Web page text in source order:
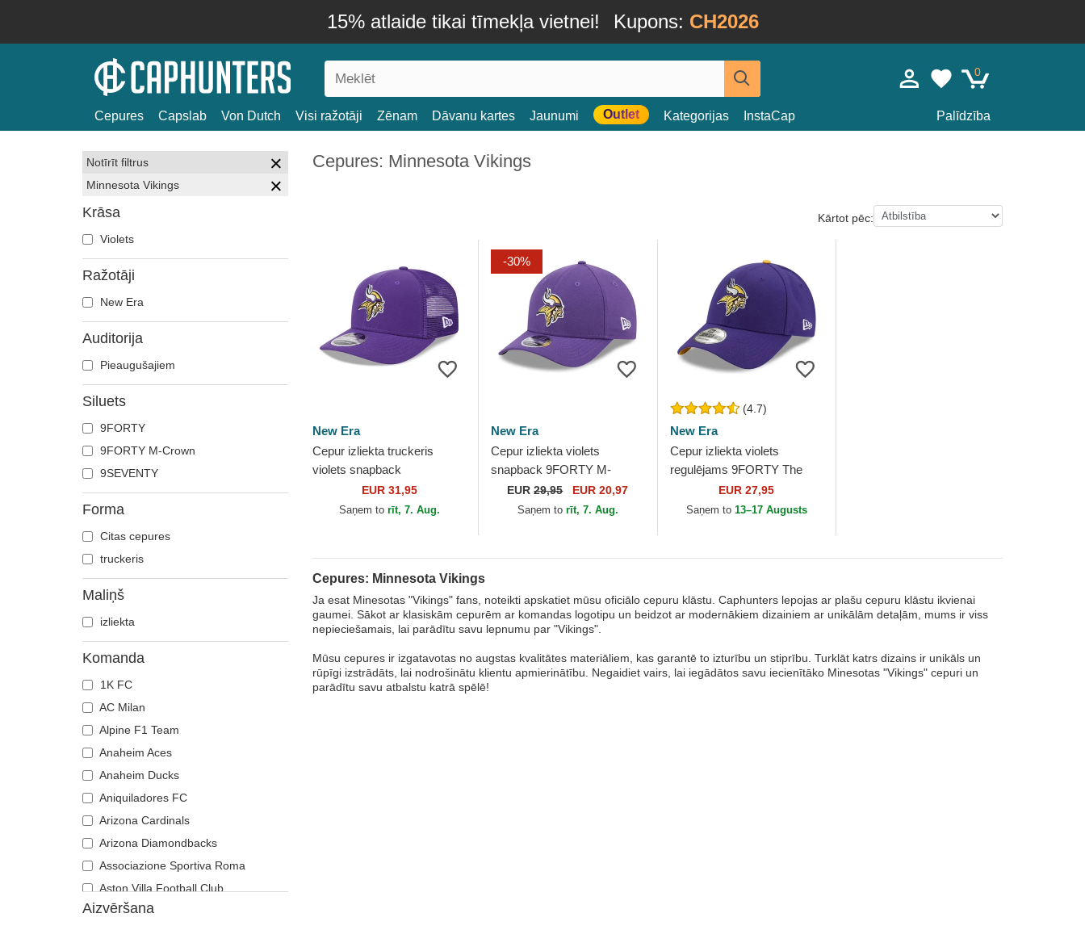
15% atlaide tikai tīmekļa vietnei! Kupons: CH2026
0
Cepures Capslab Von Dutch Visi ražotāji Zēnam Dāvanu kartes Jaunumi Outlet Kategorijas InstaCap Palīdzība
Notīrīt filtrus
Minnesota Vikings
Krāsa
Violets
Ražotāji
New Era
Auditorija
Pieaugušajiem
Siluets
9FORTY
9FORTY M-Crown
9SEVENTY
Forma
Citas cepures
truckeris
Maliņš
izliekta
Komanda
1K FC
AC Milan
Alpine F1 Team
Anaheim Aces
Anaheim Ducks
Aniquiladores FC
Arizona Cardinals
Arizona Diamondbacks
Associazione Sportiva Roma
Aston Villa Football Club
Atlanta Braves
Aizvēršana
Cepures: Minnesota Vikings
Kārtot pēc:
New Era
Cepur izliekta truckeris
violets snapback
9SEVENTY Stretch Snap
Evergreen no Minnesota
EUR 31,95
Saņem to rīt, 7. Aug.
-30%
New Era
Cepur izliekta violets
snapback 9FORTY M-
Crown Team no Minnesota
Vikings NFL no New Era
EUR29,95 EUR 20,97
Saņem to rīt, 7. Aug.
(4.7)
New Era
Cepur izliekta violets
regulējams 9FORTY The
League no Minnesota
Vikings NFL no New Era
EUR 27,95
Saņem to 13–17 Augusts
Cepures: Minnesota Vikings
Ja esat Minesotas "Vikings" fans, noteikti apskatiet mūsu oficiālo cepuru klāstu. Caphunters lepojas ar plašu cepuru klāstu ikvienai
gaumei. Sākot ar klasiskām cepurēm ar komandas logotipu un beidzot ar modernākiem dizainiem ar unikālām detaļām, mums ir viss
nepieciešamais, lai parādītu savu lepnumu par "Vikings".
Mūsu cepures ir izgatavotas no augstas kvalitātes materiāliem, kas garantē to izturību un stiprību. Turklāt katrs dizains ir unikāls un
rūpīgi izstrādāts, lai nodrošinātu klientu apmierinātību. Negaidiet vairs, lai iegādātos savu iecienītāko Minesotas "Vikings" cepuri un
parādītu savu atbalstu katrā spēlē!